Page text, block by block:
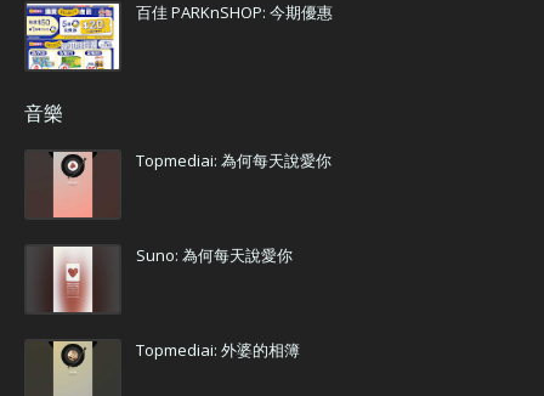
百佳 PARKnSHOP: 今期優惠
音樂
Topmediai: 為何每天說愛你
Suno: 為何每天說愛你
Topmediai: 外婆的相簿